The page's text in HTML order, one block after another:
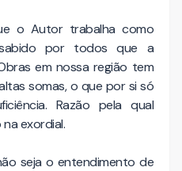
o Autor trabalha como
por todos que a
em nossa região tem
somas, o que por si só
Razão pela qual
exordial.
seja o entendimento de